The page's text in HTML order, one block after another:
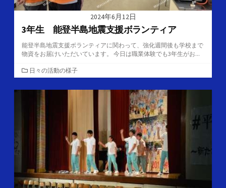
2024年6月12日
3年生 能登半島地震支援ボランティア
能登半島地震支援ボランティアに関わって、強化週間後も学校まで
物資をお届けいただいています。 今日は職業体験でも3年生がお...
カ
テ
ゴ
日々の活動の様子